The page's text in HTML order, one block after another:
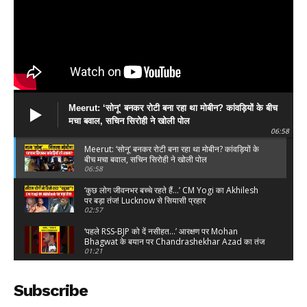
AIN NEWS 1
Contact Us
About Us
Privacy Policy
Facebook
X WhatsApp
Share
Meerut: ‘सोनू’ बनकर रोटी बना रहा था मोबीन? कांवड़ियों के बीच
मचा बवाल, सचिन सिरोही ने खोली पोल
06:58
Meerut: ‘सोनू’ बनकर रोटी बना रहा था मोबीन? कांवड़ियों के
बीच मचा बवाल, सचिन सिरोही ने खोली पोल
06:58
‘कुछ लोग जीवनभर बच्चे रहते हैं…’ CM Yogi का Akhilesh
पर बड़ा तंज! Lucknow से सियासी प्रहार
02:57
‘पहले RSS-BJP को दें नसीहत…’ आरक्षण पर Mohan
Bhagwat के बयान पर Chandrashekhar Azad का तंज
01:21
02:14
Subscribe